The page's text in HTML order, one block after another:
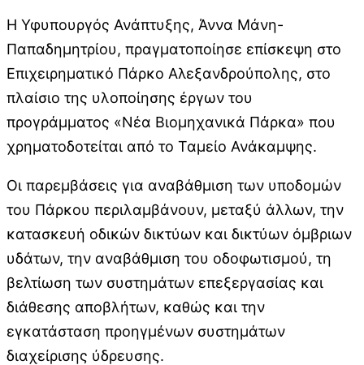
Η Υφυπουργός Ανάπτυξης, Άννα Μάνη-
Παπαδημητρίου, πραγματοποίησε επίσκεψη στο
Επιχειρηματικό Πάρκο Αλεξανδρούπολης, στο
πλαίσιο της υλοποίησης έργων του
προγράμματος «Νέα Βιομηχανικά Πάρκα» που
χρηματοδοτείται από το Ταμείο Ανάκαμψης.
Οι παρεμβάσεις για αναβάθμιση των υποδομών
του Πάρκου περιλαμβάνουν, μεταξύ άλλων, την
κατασκευή οδικών δικτύων και δικτύων όμβριων
υδάτων, την αναβάθμιση του οδοφωτισμού, τη
βελτίωση των συστημάτων επεξεργασίας και
διάθεσης αποβλήτων, καθώς και την
εγκατάσταση προηγμένων συστημάτων
διαχείρισης ύδρευσης.